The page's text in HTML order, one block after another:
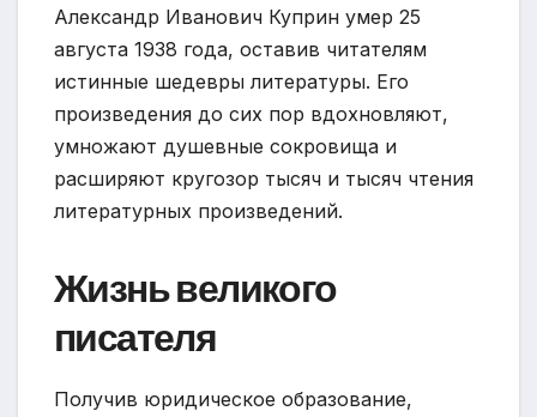
Александр Иванович Куприн умер 25
августа 1938 года, оставив читателям
истинные шедевры литературы. Его
произведения до сих пор вдохновляют,
умножают душевные сокровища и
расширяют кругозор тысяч и тысяч чтения
литературных произведений.
Жизнь великого
писателя
Получив юридическое образование,